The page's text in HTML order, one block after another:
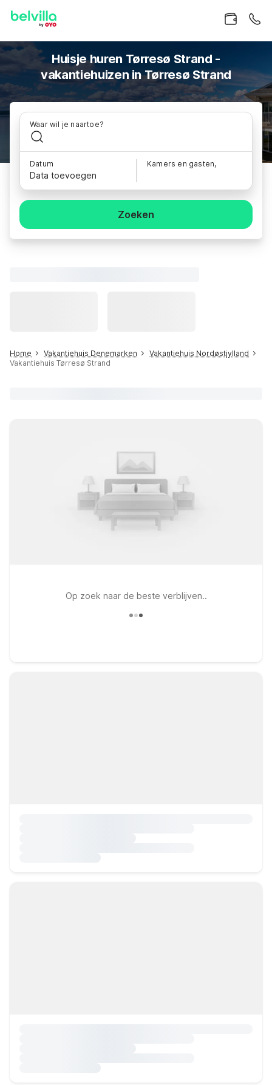
Huisje huren Tørresø Strand -
vakantiehuizen in Tørresø Strand
Waar wil je naartoe?
Datum
Data toevoegen
Kamers en gasten,
Zoeken
Home Vakantiehuis Denemarken
Vakantiehuis Nordøstjylland
Vakantiehuis Tørresø Strand
Op zoek naar de beste verblijven..